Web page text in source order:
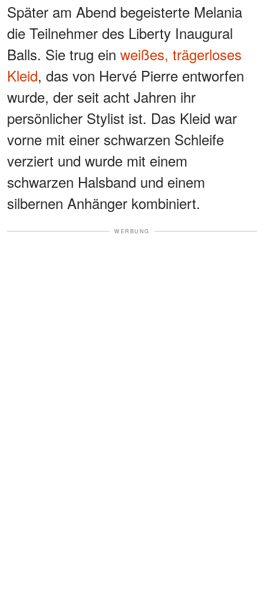
Später am Abend begeisterte Melania
die Teilnehmer des Liberty Inaugural
Balls. Sie trug ein weißes, trägerloses
Kleid, das von Hervé Pierre entworfen
wurde, der seit acht Jahren ihr
persönlicher Stylist ist. Das Kleid war
vorne mit einer schwarzen Schleife
verziert und wurde mit einem
schwarzen Halsband und einem
silbernen Anhänger kombiniert.
WERBUNG